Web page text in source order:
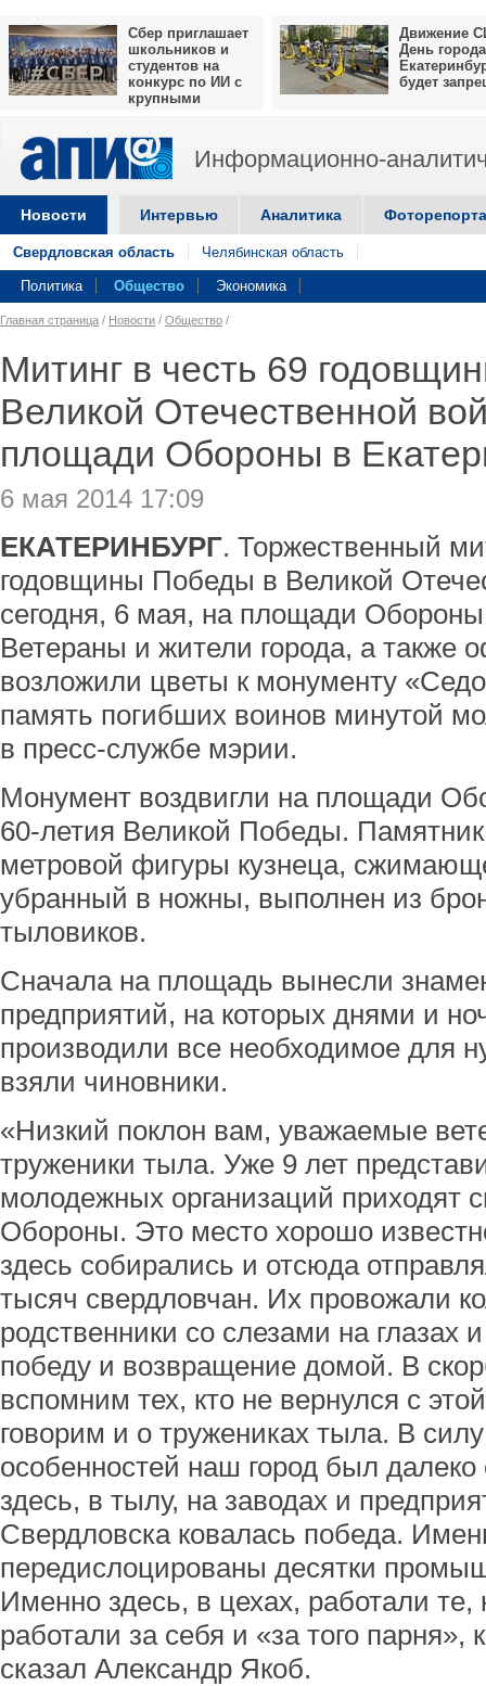
Сбер приглашает
школьников и
студентов на
конкурс по ИИ с
крупными
Движение
День города
будет
Информационно-
Новости Интервью Аналитика
Свердловская область Челябинская область
Политика Общество Экономика
Главная страница / Новости / Общество /
Митинг в честь 69
Великой Отечественной
площади Обороны в
6 мая 2014 17:09
ЕКАТЕРИНБУРГ. Торжественный
годовщины Победы в Великой
сегодня, 6 мая, на площади Обороны
Ветераны и жители города, а также
возложили цветы к монументу
память погибших воинов минутой
в пресс-службе мэрии.
Монумент воздвигли на площади
60-летия Великой Победы.
метровой фигуры кузнеца,
убранный в ножны, выполнен из
тыловиков.
Сначала на площадь вынесли
предприятий, на которых днями и
производили все необходимое для
взяли чиновники.
«Низкий поклон вам, уважаемые
труженики тыла. Уже 9 лет
молодежных организаций приходят
Обороны. Это место хорошо
здесь собирались и отсюда
тысяч свердловчан. Их провожали
родственники со слезами на
победу и возвращение домой. В
вспомним тех, кто не вернулся с
говорим и о тружениках тыла. В
особенностей наш город был
здесь, в тылу, на заводах и
Свердловска ковалась победа.
передислоцированы десятки
Именно здесь, в цехах, работали те,
работали за себя и «за того
сказал Александр Якоб.